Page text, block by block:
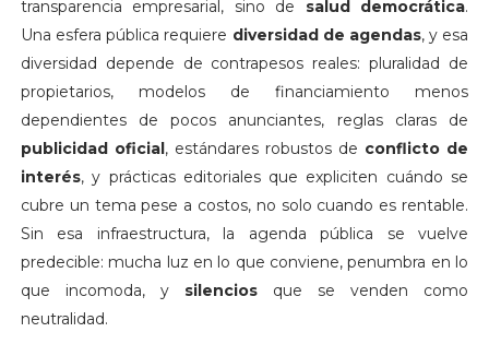
transparencia empresarial, sino de salud democrática.
Una esfera pública requiere diversidad de agendas, y esa
diversidad depende de contrapesos reales: pluralidad de
propietarios, modelos de financiamiento menos
dependientes de pocos anunciantes, reglas claras de
publicidad oficial, estándares robustos de conflicto de
interés, y prácticas editoriales que expliciten cuándo se
cubre un tema pese a costos, no solo cuando es rentable.
Sin esa infraestructura, la agenda pública se vuelve
predecible: mucha luz en lo que conviene, penumbra en lo
que incomoda, y silencios que se venden como
neutralidad.